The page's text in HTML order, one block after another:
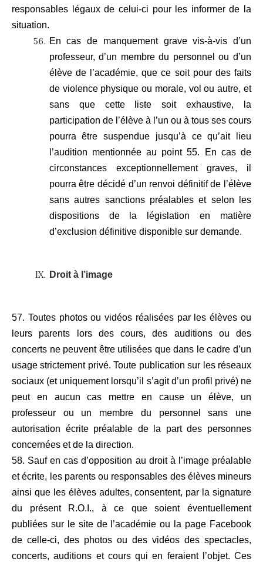
responsables légaux de celui-ci pour les informer de la
situation.
En cas de manquement grave vis-à-vis d’un
professeur, d’un membre du personnel ou d’un
élève de l’académie, que ce soit pour des faits
de violence physique ou morale, vol ou autre, et
sans que cette liste soit exhaustive, la
participation de l’élève à l’un ou à tous ses cours
pourra être suspendue jusqu’à ce qu’ait lieu
l’audition mentionnée au point 55. En cas de
circonstances exceptionnellement graves, il
pourra être décidé d’un renvoi définitif de l’élève
sans autres sanctions préalables et selon les
dispositions de la législation en matière
d’exclusion définitive disponible sur demande.
Droit à l’image
57. Toutes photos ou vidéos réalisées par les élèves ou
leurs parents lors des cours, des auditions ou des
concerts ne peuvent être utilisées que dans le cadre d’un
usage strictement privé. Toute publication sur les réseaux
sociaux (et uniquement lorsqu’il s’agit d’un profil privé) ne
peut en aucun cas mettre en cause un élève, un
professeur ou un membre du personnel sans une
autorisation écrite préalable de la part des personnes
concernées et de la direction.
58. Sauf en cas d’opposition au droit à l’image préalable
et écrite, les parents ou responsables des élèves mineurs
ainsi que les élèves adultes, consentent, par la signature
du présent R.O.I., à ce que soient éventuellement
publiées sur le site de l’académie ou la page Facebook
de celle-ci, des photos ou des vidéos des spectacles,
concerts, auditions et cours qui en feraient l’objet. Ces